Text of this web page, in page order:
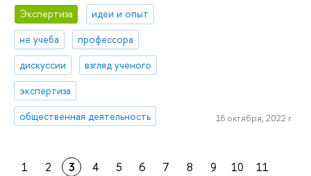
Экспертиза
идеи и опыт
не учеба
профессора
дискуссии
взгляд ученого
экспертиза
общественная деятельность
16 октября, 2022 г.
1 2 3 4 5 6 7 8 9 10 11